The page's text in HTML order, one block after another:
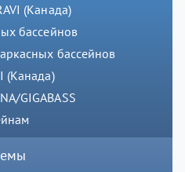
(Канада)
бассейнов
бассейнов
(Канада)
GIGABASS